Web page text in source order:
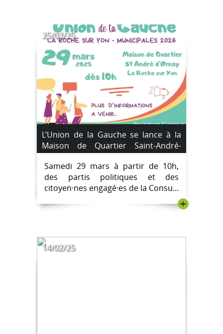
25/03/25
L’Union de la Gauche se lance à la
Maison de Quartier Saint-André-
d’Ornay le 29 mars 2025
Samedi 29 mars à partir de 10h,
des partis politiques et des
citoyen·nes engagé·es de la Consu...
+
14/02/25